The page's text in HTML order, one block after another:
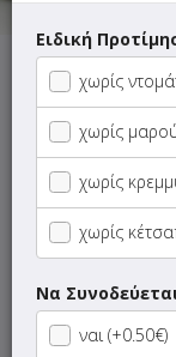
Αυτή τη στιγμή
ΜΕΝΟΥ
Γρήγορη
αναζήτηση
προϊόντος...
Ειδική
χωρίς
χωρίς
χωρίς
χωρίς
Να
ναι (+0.50€)